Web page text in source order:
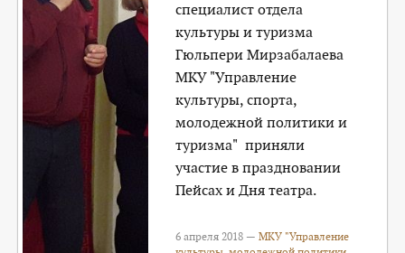
специалист отдела
культуры и туризма
Гюльпери Мирзабалаева
МКУ "Управление
культуры, спорта,
молодежной политики и
туризма" приняли
участие в праздновании
Пейсах и Дня театра.
6 апреля 2018 —МКУ "Управление